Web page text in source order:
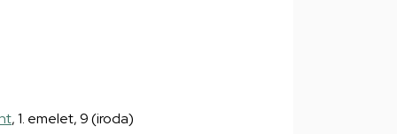
, 1. emelet, 9 (iroda)